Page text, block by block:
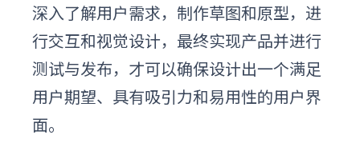
深入了解用户需求，制作草图和原型，进
行交互和视觉设计，最终实现产品并进行
测试与发布，才可以确保设计出一个满足
用户期望、具有吸引力和易用性的用户界
面。